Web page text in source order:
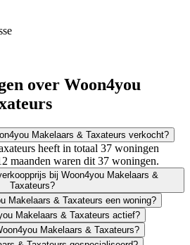
over Woon4you
Makelaars & Taxateurs verkocht?
heeft in totaal 37 woningen
maanden waren dit 37 woningen.
bij Woon4you Makelaars &
Taxateurs?
Makelaars & Taxateurs een woning?
Makelaars & Taxateurs actief?
Makelaars & Taxateurs?